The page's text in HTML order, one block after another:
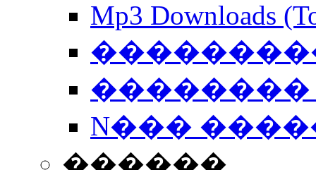
Mp3 Downloads
��������
N���
������